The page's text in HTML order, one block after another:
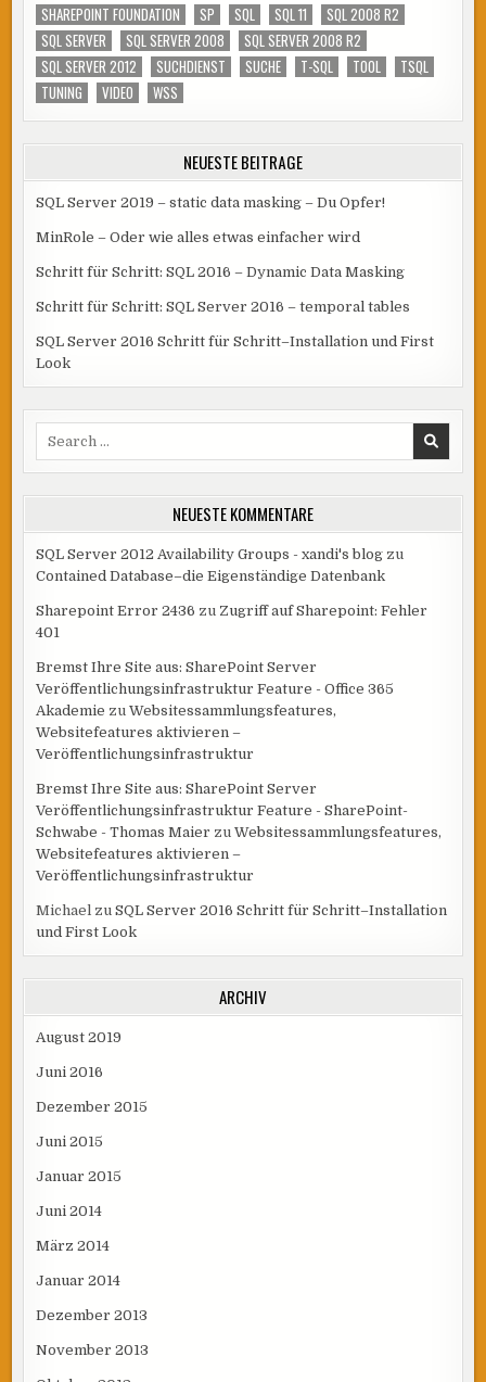
SHAREPOINT FOUNDATION
SP SQL SQL 11
SQL 2008 R2
SQL SERVER
SQL SERVER 2008
SQL SERVER 2008 R2
SQL SERVER 2012
SUCHDIENST SUCHE T-SQL TOOL
TSQL
TUNING
VIDEO WSS
NEUESTE BEITRÄGE
SQL Server 2019 – static data masking – Du Opfer!
MinRole – Oder wie alles etwas einfacher wird
Schritt für Schritt: SQL 2016 – Dynamic Data Masking
Schritt für Schritt: SQL Server 2016 – temporal tables
SQL Server 2016 Schritt für Schritt–Installation und First
Look
NEUESTE KOMMENTARE
SQL Server 2012 Availability Groups - xandi's blog zu
Contained Database–die Eigenständige Datenbank
Sharepoint Error 2436 zu Zugriff auf Sharepoint: Fehler
401
Bremst Ihre Site aus: SharePoint Server
Veröffentlichungsinfrastruktur Feature - Office 365
Akademie zuWebsitessammlungsfeatures,
Websitefeatures aktivieren –
Veröffentlichungsinfrastruktur
Bremst Ihre Site aus: SharePoint Server
Veröffentlichungsinfrastruktur Feature - SharePoint-
Schwabe - Thomas Maier zuWebsitessammlungsfeatures,
Websitefeatures aktivieren –
Veröffentlichungsinfrastruktur
Michael zuSQL Server 2016 Schritt für Schritt–Installation
und First Look
ARCHIV
August 2019
Juni 2016
Dezember 2015
Juni 2015
Januar 2015
Juni 2014
März 2014
Januar 2014
Dezember 2013
November 2013